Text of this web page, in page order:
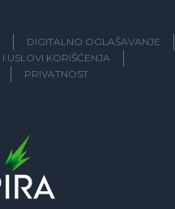
DIGITALNO OGLAŠAVANJE
USLOVI KORIŠĆENJA
PRIVATNOST